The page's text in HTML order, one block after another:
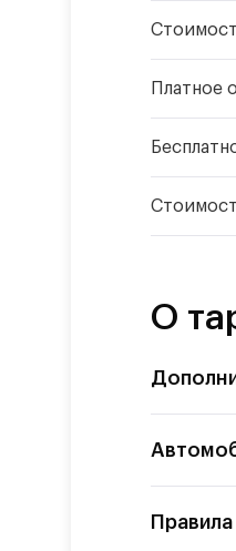
Платное
О